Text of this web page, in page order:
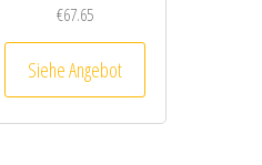
€67.65
Siehe Angebot